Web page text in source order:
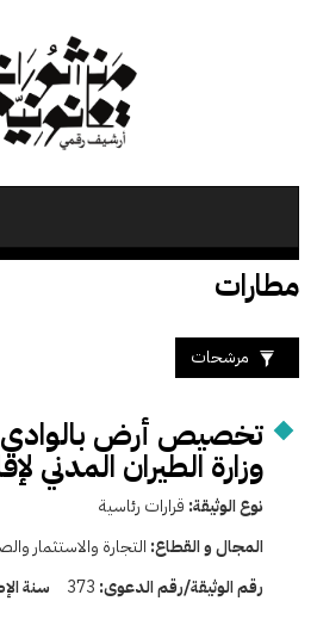
مطارات
مرشحات
تخصيص أرض بالوادي
وزارة الطيران المدني
نوع الوثيقة: قرارات رئاسية
المجال و القطاع: التجارة والاستثمار
رقم الوثيقة/رقم الدعوى: 373 سنة